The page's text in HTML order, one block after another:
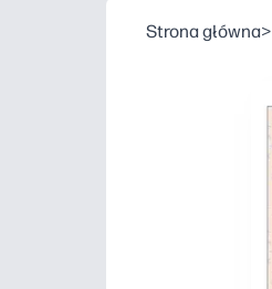
Strona główna>